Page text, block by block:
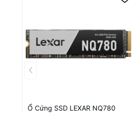
Ổ Cứng SSD LEXAR NQ780